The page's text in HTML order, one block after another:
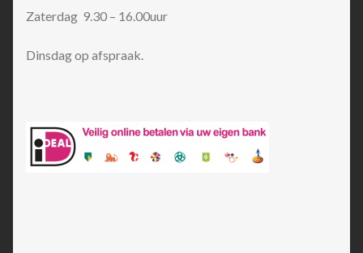
Zaterdag 9.30 – 16.00uur
Dinsdag op afspraak.